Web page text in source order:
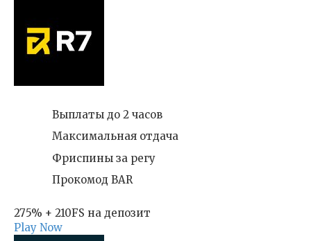
Выплаты до 2 часов
Максимальная отдача
Фриспины за регу
Прокомод BAR
275% + 210FS на депозит
Play Now